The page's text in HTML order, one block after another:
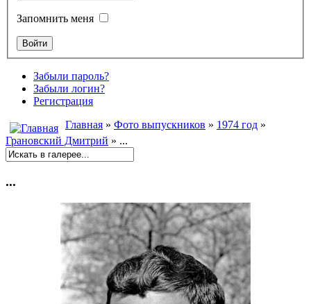
Запомнить меня
Забыли пароль?
Забыли логин?
Регистрация
Главная » Фото выпускников » 1974 год »
Грановский Дмитрий » ...
...